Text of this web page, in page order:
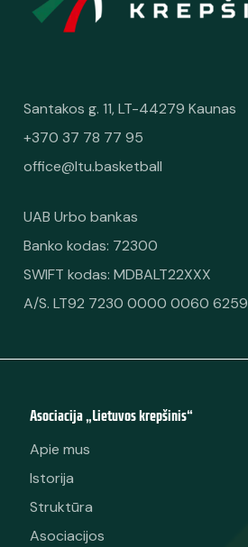
Santakos g. 11, LT-44279 Kaunas
+370 37 78 77 95
office@ltu.basketball
UAB Urbo bankas
Banko kodas: 72300
SWIFT kodas: MDBALT22XXX
A/S. LT92 7230 0000 0060 6259
Asociacija „Lietuvos krepšinis“
Apie mus
Istorija
Struktūra
Asociacijos